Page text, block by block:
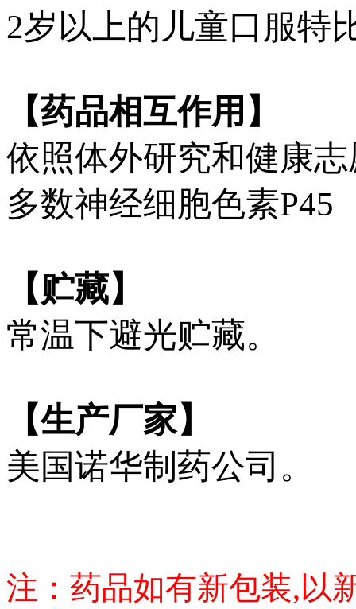
2岁以上的儿童口服特
【药品相互作用】
依照体外研究和健康
多数神经细胞色素P45
【贮藏】
常温下避光贮藏。
【生产厂家】
美国诺华制药公司。
注：药品如有新包装,以